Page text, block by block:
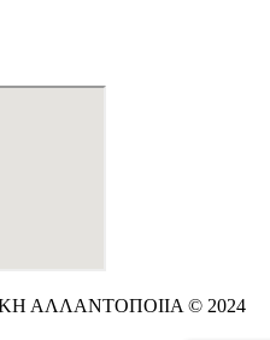
ΑΛΛΑΝΤΟΠΟΙΙΑ © 2024